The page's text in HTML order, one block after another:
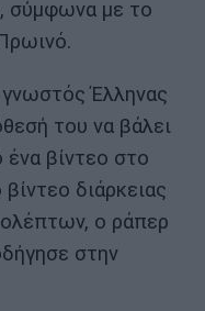
σύμφωνα με το
Έλληνας
του να βάλει
βίντεο στο
διάρκειας
ο ράπερ
στην